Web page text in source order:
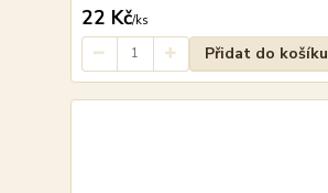
22 Kč/ks
Přidat do košíku